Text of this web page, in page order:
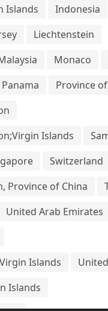
Islands
Indonesia
Liechtenstein
Monaco
Panama
Province
Islands
Switzerland
Province of China
United Arab Emirates
Islands
Islands